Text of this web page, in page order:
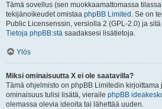
Tämä sovellus (sen muokkaamattomassa
tekijänoikeudet omistaa phpBB Limited . Se on
Public Licensenssin, versiolla 2 (GPL-2.0) ja
Tietoja phpBB:stä saadaksesi lisätietoja.
Ylös
Miksi ominaisuutta X ei ole saatavilla?
Tämä ohjelmisto on phpBB Limitedin kirjoittama
ominaisuus tulisi lisätä, vieraile phpBB
olemassa olevia ideoita tai lähettää uuden.